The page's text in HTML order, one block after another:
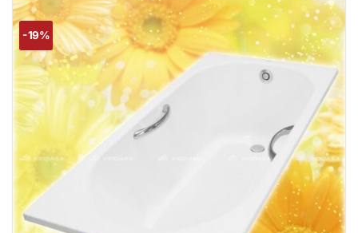
-19%